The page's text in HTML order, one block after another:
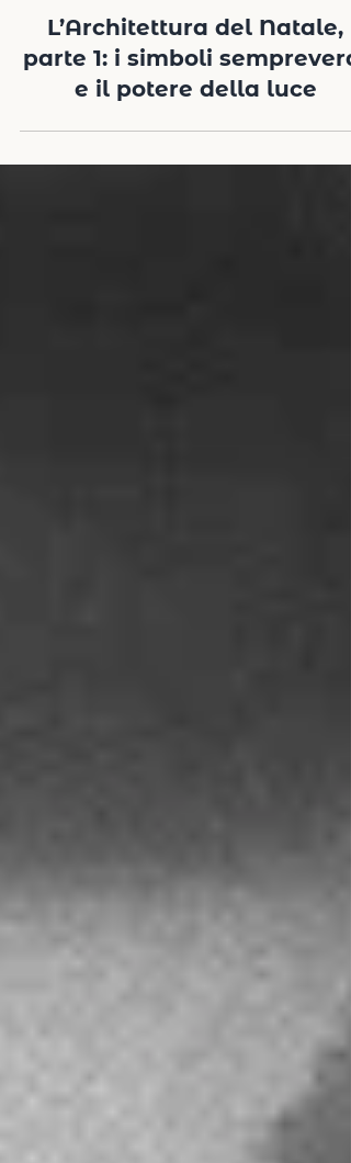
Fernando Sincero
L’Architettura del Natale,
parte 1: i simboli
e il potere della luce